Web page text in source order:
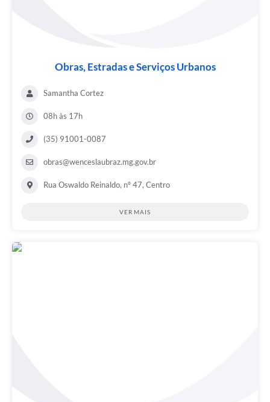
Obras, Estradas e Serviços Urbanos
Samantha Cortez
08h às 17h
(35) 91001-0087
obras@wenceslaubraz.mg.gov.br
Rua Oswaldo Reinaldo, nº 47, Centro
VER MAIS